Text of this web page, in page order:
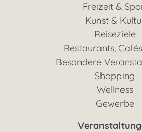
Freizeit &
Kunst &
Reiseziele
Restaurants,
Besondere
Shopping
Wellness
Gewerbe